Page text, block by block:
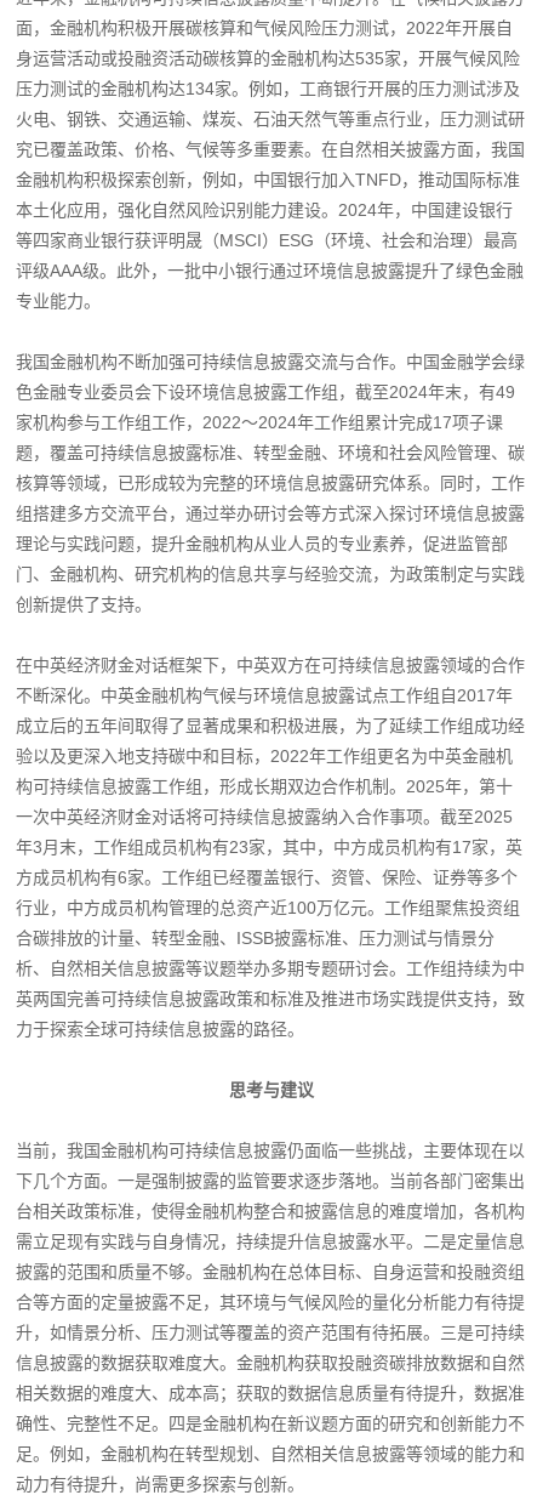
面，金融机构积极开展碳核算和气候风险压力测试，2022年开展自
身运营活动或投融资活动碳核算的金融机构达535家，开展气候风险
压力测试的金融机构达134家。例如，工商银行开展的压力测试涉及
火电、钢铁、交通运输、煤炭、石油天然气等重点行业，压力测试研
究已覆盖政策、价格、气候等多重要素。在自然相关披露方面，我国
金融机构积极探索创新，例如，中国银行加入TNFD，推动国际标准
本土化应用，强化自然风险识别能力建设。2024年，中国建设银行
等四家商业银行获评明晟（MSCI）ESG（环境、社会和治理）最高
评级AAA级。此外，一批中小银行通过环境信息披露提升了绿色金融
专业能力。
我国金融机构不断加强可持续信息披露交流与合作。中国金融学会绿
色金融专业委员会下设环境信息披露工作组，截至2024年末，有49
家机构参与工作组工作，2022～2024年工作组累计完成17项子课
题，覆盖可持续信息披露标准、转型金融、环境和社会风险管理、碳
核算等领域，已形成较为完整的环境信息披露研究体系。同时，工作
组搭建多方交流平台，通过举办研讨会等方式深入探讨环境信息披露
理论与实践问题，提升金融机构从业人员的专业素养，促进监管部
门、金融机构、研究机构的信息共享与经验交流，为政策制定与实践
创新提供了支持。
在中英经济财金对话框架下，中英双方在可持续信息披露领域的合作
不断深化。中英金融机构气候与环境信息披露试点工作组自2017年
成立后的五年间取得了显著成果和积极进展，为了延续工作组成功经
验以及更深入地支持碳中和目标，2022年工作组更名为中英金融机
构可持续信息披露工作组，形成长期双边合作机制。2025年，第十
一次中英经济财金对话将可持续信息披露纳入合作事项。截至2025
年3月末，工作组成员机构有23家，其中，中方成员机构有17家，英
方成员机构有6家。工作组已经覆盖银行、资管、保险、证券等多个
行业，中方成员机构管理的总资产近100万亿元。工作组聚焦投资组
合碳排放的计量、转型金融、ISSB披露标准、压力测试与情景分
析、自然相关信息披露等议题举办多期专题研讨会。工作组持续为中
英两国完善可持续信息披露政策和标准及推进市场实践提供支持，致
力于探索全球可持续信息披露的路径。
思考与建议
当前，我国金融机构可持续信息披露仍面临一些挑战，主要体现在以
下几个方面。一是强制披露的监管要求逐步落地。当前各部门密集出
台相关政策标准，使得金融机构整合和披露信息的难度增加，各机构
需立足现有实践与自身情况，持续提升信息披露水平。二是定量信息
披露的范围和质量不够。金融机构在总体目标、自身运营和投融资组
合等方面的定量披露不足，其环境与气候风险的量化分析能力有待提
升，如情景分析、压力测试等覆盖的资产范围有待拓展。三是可持续
信息披露的数据获取难度大。金融机构获取投融资碳排放数据和自然
相关数据的难度大、成本高；获取的数据信息质量有待提升，数据准
确性、完整性不足。四是金融机构在新议题方面的研究和创新能力不
足。例如，金融机构在转型规划、自然相关信息披露等领域的能力和
动力有待提升，尚需更多探索与创新。